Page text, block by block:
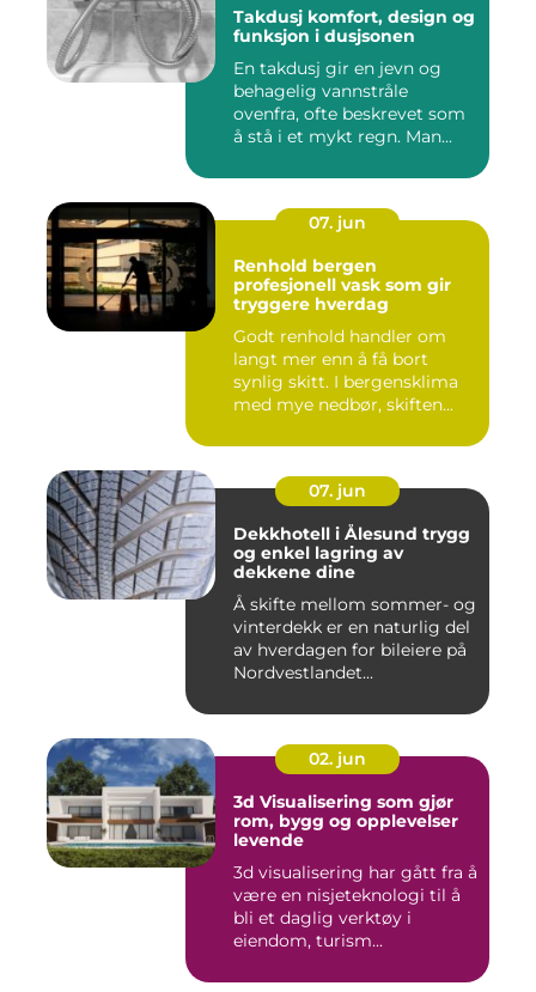
Takdusj komfort, design og
funksjon i dusjsonen
En takdusj gir en jevn og
behagelig vannstråle
ovenfra, ofte beskrevet som
å stå i et mykt regn. Man...
07. jun
Renhold bergen
profesjonell vask som gir
tryggere hverdag
Godt renhold handler om
langt mer enn å få bort
synlig skitt. I bergensklima
med mye nedbør, skiften...
07. jun
Dekkhotell i Ålesund trygg
og enkel lagring av
dekkene dine
Å skifte mellom sommer- og
vinterdekk er en naturlig del
av hverdagen for bileiere på
Nordvestlandet...
02. jun
3d Visualisering som gjør
rom, bygg og opplevelser
levende
3d visualisering har gått fra å
være en nisjeteknologi til å
bli et daglig verktøy i
eiendom, turism...